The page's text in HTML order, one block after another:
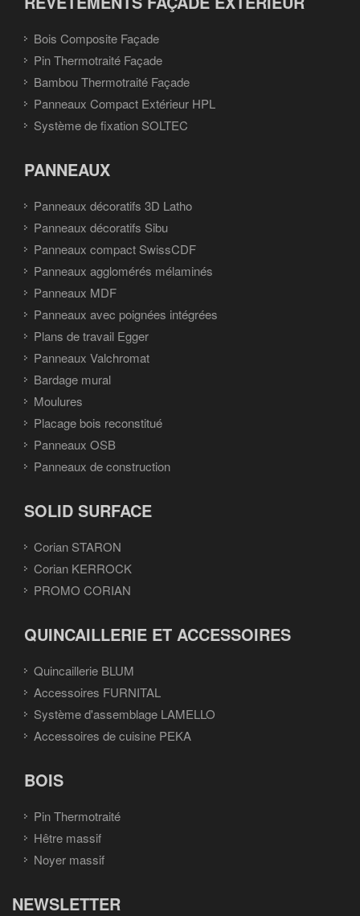
Bois Composite Façade
Pin Thermotraité Façade
Bambou Thermotraité Façade
Panneaux Compact Extérieur HPL
Système de fixation SOLTEC
PANNEAUX
Panneaux décoratifs 3D Latho
Panneaux décoratifs Sibu
Panneaux compact SwissCDF
Panneaux agglomérés mélaminés
Panneaux MDF
Panneaux avec poignées intégrées
Plans de travail Egger
Panneaux Valchromat
Bardage mural
Moulures
Placage bois reconstitué
Panneaux OSB
Panneaux de construction
SOLID SURFACE
Corian STARON
Corian KERROCK
PROMO CORIAN
QUINCAILLERIE ET ACCESSOIRES
Quincaillerie BLUM
Accessoires FURNITAL
Système d'assemblage LAMELLO
Accessoires de cuisine PEKA
BOIS
Pin Thermotraité
Hêtre massif
Noyer massif
NEWSLETTER